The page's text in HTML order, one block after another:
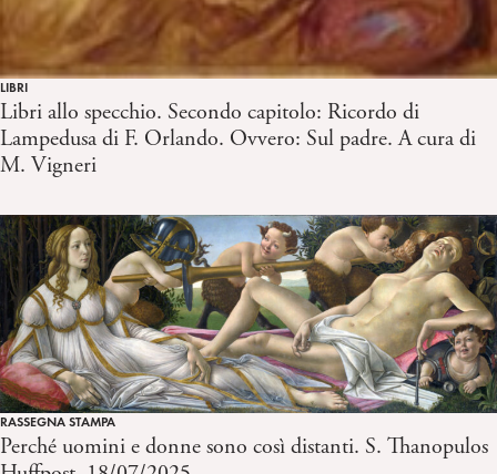
LIBRI
Libri allo specchio. Secondo capitolo: Ricordo di
Lampedusa di F. Orlando. Ovvero: Sul padre. A cura di
M. Vigneri
RASSEGNA STAMPA
Perché uomini e donne sono così distanti. S. Thanopulos